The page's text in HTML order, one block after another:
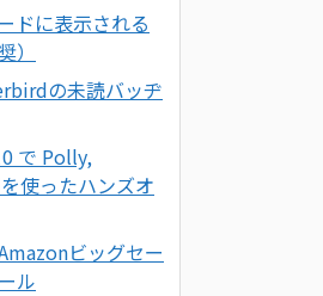
ドに表示される
の未読バッヂ
で Polly,
使ったハンズオ
ビッグセー
ル